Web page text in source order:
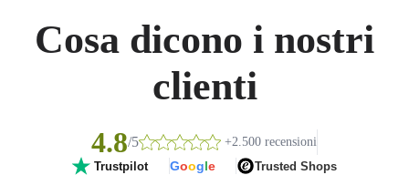
Cosa dicono i nostri
clienti
4.8/5 +2.500 recensioni
Trustpilot Google Trusted Shops